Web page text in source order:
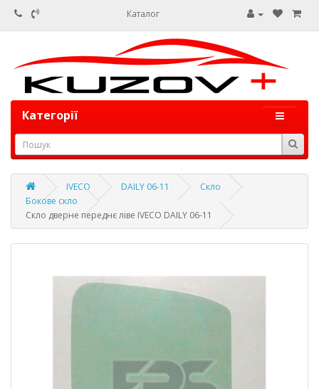
Каталог
Категорії
IVECO DAILY 06-11
Скло
Бокове скло
Скло дверне переднє ліве IVECO DAILY 06-11